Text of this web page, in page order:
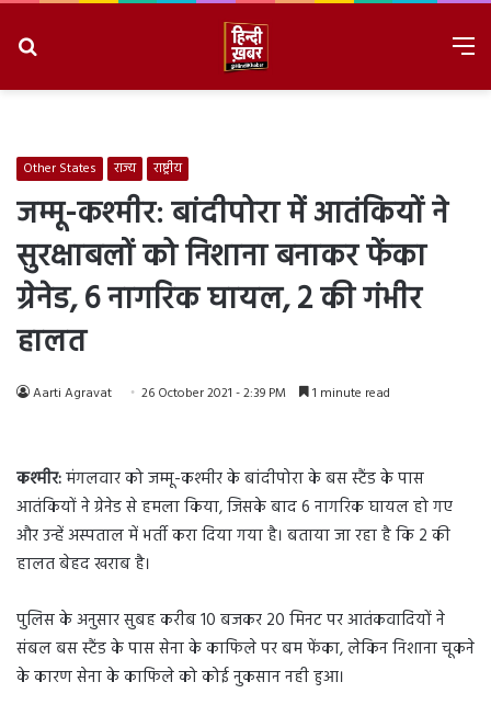
Other States राज्य राष्ट्रीय
जम्मू-कश्मीर: बांदीपोरा में आतंकियों ने
सुरक्षाबलों को निशाना बनाकर फेंका
ग्रेनेड, 6 नागरिक घायल, 2 की गंभीर
हालत
Aarti Agravat 26 October 2021 - 2:39 PM 1 minute read
कश्मीर:मंगलवार को जम्मू-कश्मीर के बांदीपोरा के बस स्टैंड के पास
आतंकियों ने ग्रेनेड से हमला किया, जिसके बाद 6 नागरिक घायल हो गए
और उन्हें अस्पताल में भर्ती करा दिया गया है। बताया जा रहा है कि 2 की
हालत बेहद खराब है।
पुलिस के अनुसार सुबह करीब 10 बजकर 20 मिनट पर आतंकवादियों ने
संबल बस स्टैंड के पास सेना के काफिले पर बम फेंका, लेकिन निशाना चूकने
के कारण सेना के काफिले को कोई नुकसान नही हुआ।